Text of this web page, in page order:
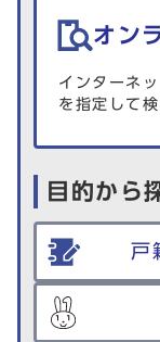
オン
インターネ
を指定して
目的から
戸